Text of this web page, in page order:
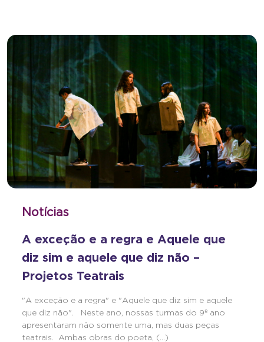
Notícias
A exceção e a regra e Aquele que
diz sim e aquele que diz não –
Projetos Teatrais
"A exceção e a regra" e "Aquele que diz sim e aquele
que diz não". Neste ano, nossas turmas do 9º ano
apresentaram não somente uma, mas duas peças
teatrais. Ambas obras do poeta, (...)